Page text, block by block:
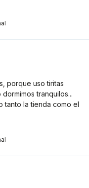
porque uso tiritas
tranquilos...
tanto la tienda como el